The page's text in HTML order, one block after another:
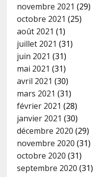
novembre 2021 (29)
octobre 2021 (25)
août 2021 (1)
juillet 2021 (31)
juin 2021 (31)
mai 2021 (31)
avril 2021 (30)
mars 2021 (31)
février 2021 (28)
janvier 2021 (30)
décembre 2020 (29)
novembre 2020 (31)
octobre 2020 (31)
septembre 2020 (31)